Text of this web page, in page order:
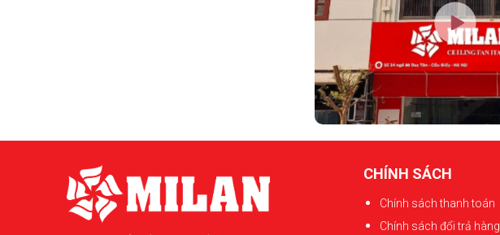
CHÍNH SÁCH
Chính sách thanh toán
Chính sách đổi trả hàng